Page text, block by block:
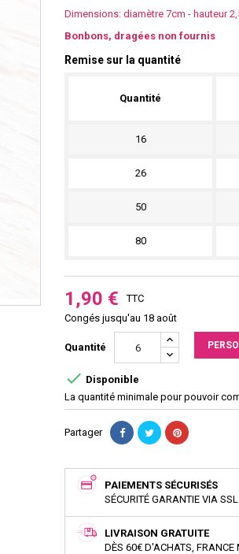
Dimensions: diamètre 7cm - hauteur
Bonbons, dragées non fournis
Remise sur la quantité
Quantité
16
26
50
80
1,90 €
TTC
Congés jusqu'au 18 août
Quantité
 Disponible
La quantité minimale pour pouvoir
Partager
PAIEMENTS SÉCURISÉS
SÉCURITÉ GARANTIE VIA
LIVRAISON GRATUITE
DÈS 60€ D'ACHATS, FRANCE